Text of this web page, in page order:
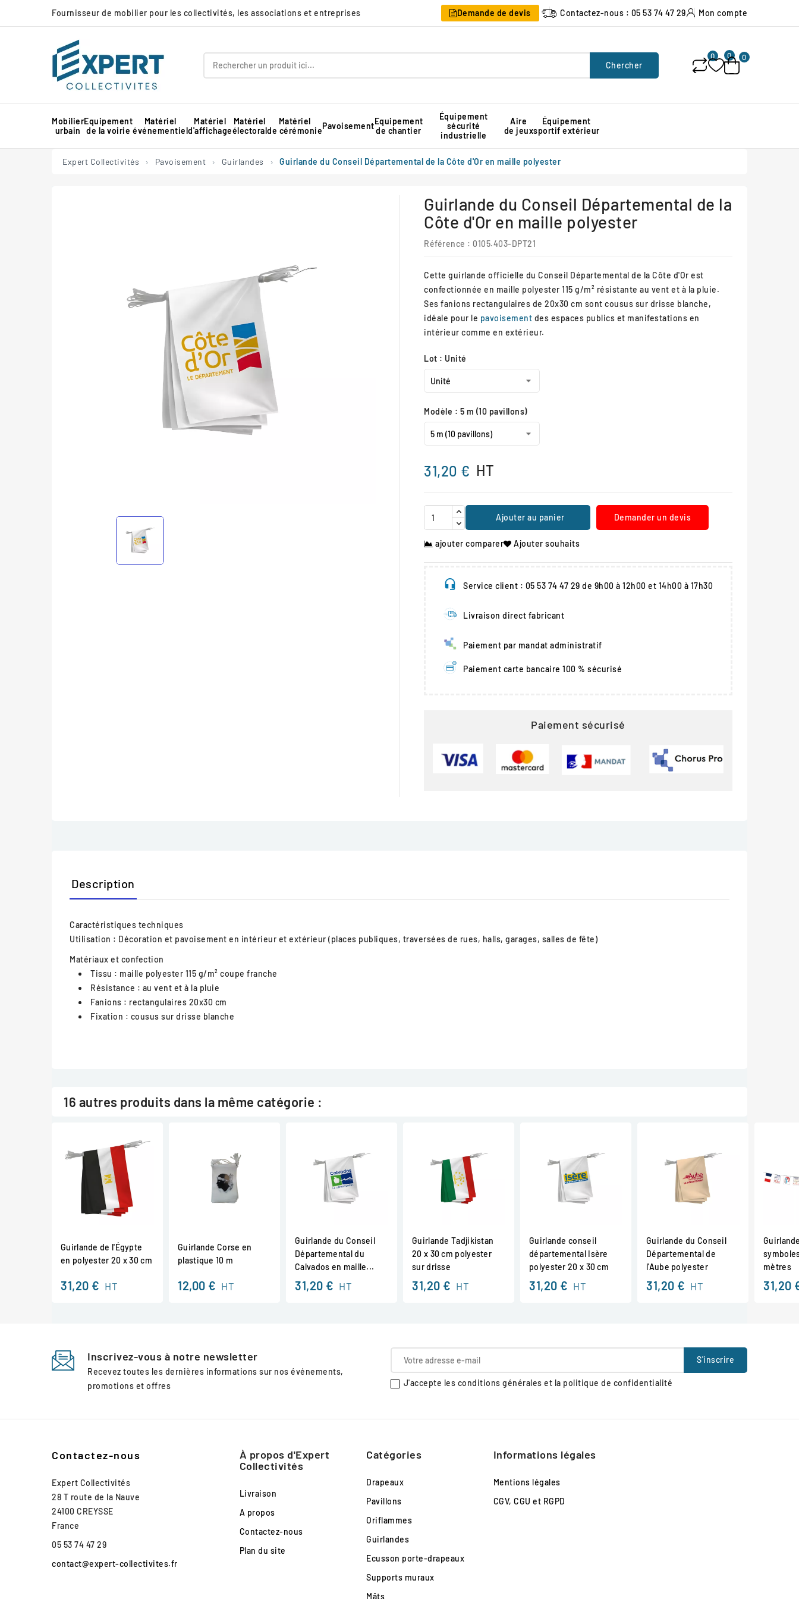
Fournisseur de mobilier pour les collectivités, les associations et entreprises Demande de devis Contactez-nous : 05 53 74 47 29 Mon compte
Chercher
0 0 0
Mobilier
urbain
Equipement
de la voirie
Matériel
événementiel
Matériel
d'affichage
Matériel
électoral
Matériel
de cérémoniePavoisementEquipement
de chantier
Équipement
sécurité
industrielle
Aire
de jeux
Équipement
sportif extérieur
Expert Collectivités Pavoisement Guirlandes Guirlande du Conseil Départemental de la Côte d'Or en maille polyester
Guirlande du Conseil Départemental de la
Côte d'Or en maille polyester
Référence : 0105.403-DPT21
Cette guirlande officielle du Conseil Départemental de la Côte d'Or est
confectionnée en maille polyester 115 g/m² résistante au vent et à la pluie.
Ses fanions rectangulaires de 20x30 cm sont cousus sur drisse blanche,
idéale pour le pavoisement des espaces publics et manifestations en
intérieur comme en extérieur.
Lot : Unité
Modèle : 5 m (10 pavillons)
31,20 € HT
Ajouter au panier Demander un devis
ajouter comparer Ajouter souhaits
Service client : 05 53 74 47 29 de 9h00 à 12h00 et 14h00 à 17h30
Livraison direct fabricant
Paiement par mandat administratif
Paiement carte bancaire 100 % sécurisé
Paiement sécurisé
Description
Caractéristiques techniques
Utilisation : Décoration et pavoisement en intérieur et extérieur (places publiques, traversées de rues, halls, garages, salles de fête)
Matériaux et confection
Tissu : maille polyester 115 g/m² coupe franche
Résistance : au vent et à la pluie
Fanions : rectangulaires 20x30 cm
Fixation : cousus sur drisse blanche
16 autres produits dans la même catégorie :
Guirlande de l'Égypte
en polyester 20 x 30 cm
31,20 € HT
Guirlande Corse en
plastique 10 m
12,00 € HT
Guirlande du Conseil
Départemental du
Calvados en maille...
31,20 € HT
Guirlande Tadjikistan
20 x 30 cm polyester
sur drisse
31,20 € HT
Guirlande conseil
départemental Isère
polyester 20 x 30 cm
31,20 € HT
Guirlande du Conseil
Départemental de
l'Aube polyester
31,20 € HT
mètres
31,20
Inscrivez-vous à notre newsletter
Recevez toutes les dernières informations sur nos événements,
promotions et offres
J'accepte les conditions générales et la politique de confidentialité
Contactez-nous
Expert Collectivités
28 T route de la Nauve
24100 CREYSSE
France
05 53 74 47 29
contact@expert-collectivites.fr
À propos d'Expert
Collectivités
Livraison
A propos
Contactez-nous
Plan du site
Catégories
Drapeaux
Pavillons
Oriflammes
Guirlandes
Ecusson porte-drapeaux
Supports muraux
Mâts
Informations légales
Mentions légales
CGV, CGU et RGPD